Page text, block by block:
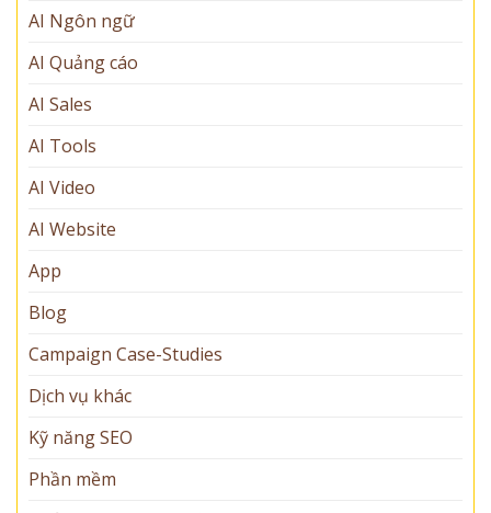
AI Ngôn ngữ
AI Quảng cáo
AI Sales
AI Tools
AI Video
AI Website
App
Blog
Campaign Case-Studies
Dịch vụ khác
Kỹ năng SEO
Phần mềm